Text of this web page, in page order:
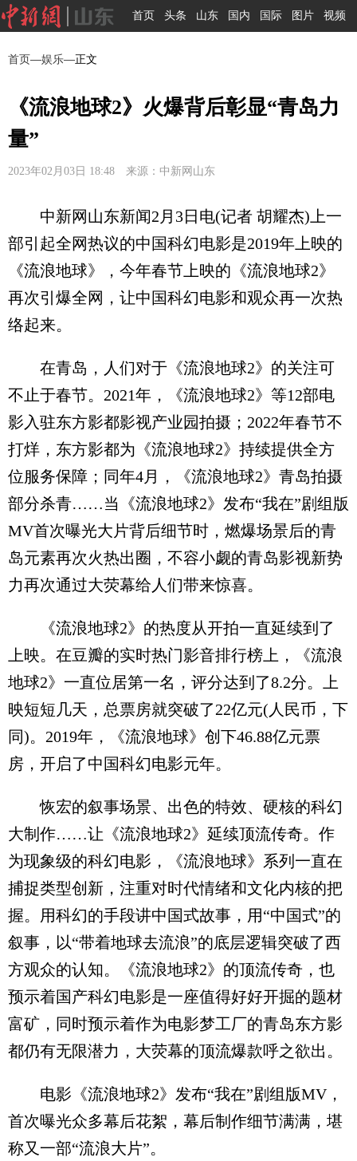
首页 头条 山东 国内 国际 图片 视频
首页—娱乐—正文
《流浪地球2》火爆背后彰显“青岛力
量”
2023年02月03日 18:48 来源：中新网山东
中新网山东新闻2月3日电(记者 胡耀杰)上一
部引起全网热议的中国科幻电影是2019年上映的
《流浪地球》，今年春节上映的《流浪地球2》
再次引爆全网，让中国科幻电影和观众再一次热
络起来。
在青岛，人们对于《流浪地球2》的关注可
不止于春节。2021年，《流浪地球2》等12部电
影入驻东方影都影视产业园拍摄；2022年春节不
打烊，东方影都为《流浪地球2》持续提供全方
位服务保障；同年4月，《流浪地球2》青岛拍摄
部分杀青……当《流浪地球2》发布“我在”剧组版
MV首次曝光大片背后细节时，燃爆场景后的青
岛元素再次火热出圈，不容小觑的青岛影视新势
力再次通过大荧幕给人们带来惊喜。
《流浪地球2》的热度从开拍一直延续到了
上映。在豆瓣的实时热门影音排行榜上，《流浪
地球2》一直位居第一名，评分达到了8.2分。上
映短短几天，总票房就突破了22亿元(人民币，下
同)。2019年，《流浪地球》创下46.88亿元票
房，开启了中国科幻电影元年。
恢宏的叙事场景、出色的特效、硬核的科幻
大制作……让《流浪地球2》延续顶流传奇。作
为现象级的科幻电影，《流浪地球》系列一直在
捕捉类型创新，注重对时代情绪和文化内核的把
握。用科幻的手段讲中国式故事，用“中国式”的
叙事，以“带着地球去流浪”的底层逻辑突破了西
方观众的认知。《流浪地球2》的顶流传奇，也
预示着国产科幻电影是一座值得好好开掘的题材
富矿，同时预示着作为电影梦工厂的青岛东方影
都仍有无限潜力，大荧幕的顶流爆款呼之欲出。
电影《流浪地球2》发布“我在”剧组版MV，
首次曝光众多幕后花絮，幕后制作细节满满，堪
称又一部“流浪大片”。